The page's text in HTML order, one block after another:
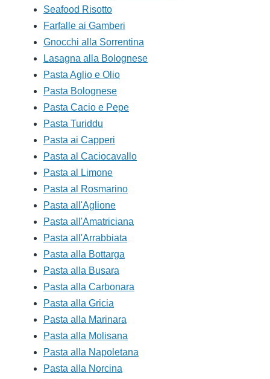
Seafood Risotto
Farfalle ai Gamberi
Gnocchi alla Sorrentina
Lasagna alla Bolognese
Pasta Aglio e Olio
Pasta Bolognese
Pasta Cacio e Pepe
Pasta Turiddu
Pasta ai Capperi
Pasta al Caciocavallo
Pasta al Limone
Pasta al Rosmarino
Pasta all'Aglione
Pasta all'Amatriciana
Pasta all'Arrabbiata
Pasta alla Bottarga
Pasta alla Busara
Pasta alla Carbonara
Pasta alla Gricia
Pasta alla Marinara
Pasta alla Molisana
Pasta alla Napoletana
Pasta alla Norcina